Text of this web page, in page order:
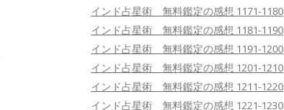
インド占星術 無料鑑定の感想 1171-1180
インド占星術 無料鑑定の感想 1181-1190
インド占星術 無料鑑定の感想 1191-1200
インド占星術 無料鑑定の感想 1201-1210
インド占星術 無料鑑定の感想 1211-1220
インド占星術 無料鑑定の感想 1221-1230